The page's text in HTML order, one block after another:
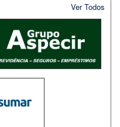
Ver Todos